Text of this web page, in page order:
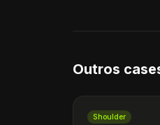
Outros
Shoulder